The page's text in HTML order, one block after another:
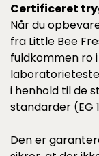
Certificeret
Når du
fra Little Bee
fuldkommen ro
i henhold til de
standarder (EG
Den er